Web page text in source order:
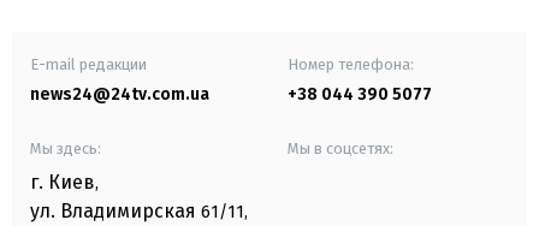
E-mail редакции
news24@24tv.com.ua
Номер телефона:
+38 044 390 5077
Мы здесь:
г. Киев,
ул. Владимирская 61/11,
Мы в соцсетях: